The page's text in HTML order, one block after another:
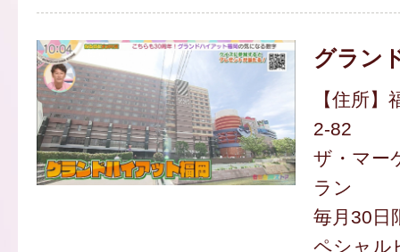
グラン
【住所
2-82
ザ・マー
ラン
毎月30日
ペシャル